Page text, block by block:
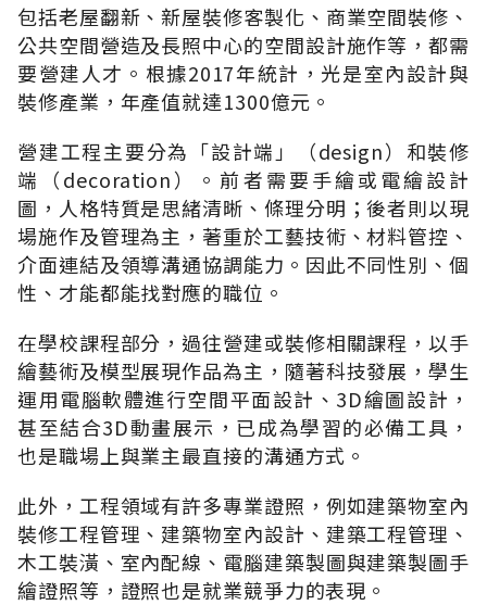
包括老屋翻新、新屋裝修客製化、商業空間裝修、
公共空間營造及長照中心的空間設計施作等，都需
要營建人才。根據2017年統計，光是室內設計與
裝修產業，年產值就達1300億元。
營建工程主要分為「設計端」（design）和裝修
端（decoration）。前者需要手繪或電繪設計
圖，人格特質是思緒清晰、條理分明；後者則以現
場施作及管理為主，著重於工藝技術、材料管控、
介面連結及領導溝通協調能力。因此不同性別、個
性、才能都能找對應的職位。
在學校課程部分，過往營建或裝修相關課程，以手
繪藝術及模型展現作品為主，隨著科技發展，學生
運用電腦軟體進行空間平面設計、3D繪圖設計，
甚至結合3D動畫展示，已成為學習的必備工具，
也是職場上與業主最直接的溝通方式。
此外，工程領域有許多專業證照，例如建築物室內
裝修工程管理、建築物室內設計、建築工程管理、
木工裝潢、室內配線、電腦建築製圖與建築製圖手
繪證照等，證照也是就業競爭力的表現。